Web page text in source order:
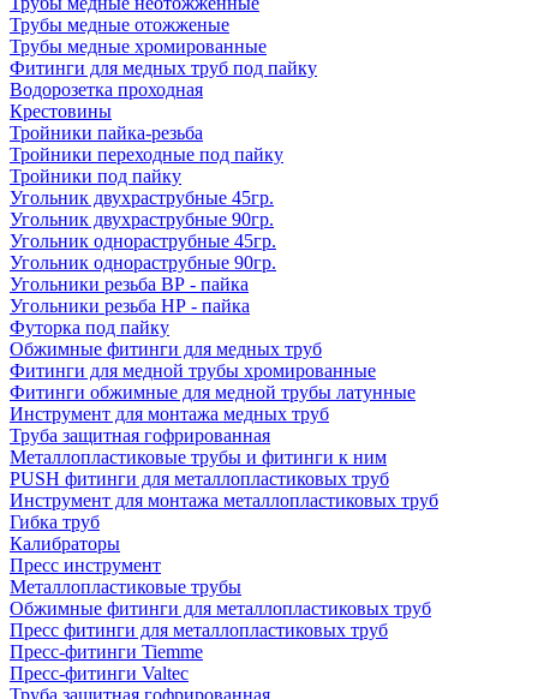
Трубы медные отожженые
Трубы медные хромированные
Фитинги для медных труб под пайку
Водорозетка проходная
Крестовины
Тройники пайка-резьба
Тройники переходные под пайку
Тройники под пайку
Угольник двухраструбные 45гр.
Угольник двухраструбные 90гр.
Угольник однораструбные 45гр.
Угольник однораструбные 90гр.
Угольники резьба ВР - пайка
Угольники резьба НР - пайка
Футорка под пайку
Обжимные фитинги для медных труб
Фитинги для медной трубы хромированные
Фитинги обжимные для медной трубы латунные
Инструмент для монтажа медных труб
Труба защитная гофрированная
Металлопластиковые трубы и фитинги к ним
PUSH фитинги для металлопластиковых труб
Инструмент для монтажа металлопластиковых труб
Гибка труб
Калибраторы
Пресс инструмент
Металлопластиковые трубы
Обжимные фитинги для металлопластиковых труб
Пресс фитинги для металлопластиковых труб
Пресс-фитинги Tiemme
Пресс-фитинги Valtec
Труба защитная гофрированная